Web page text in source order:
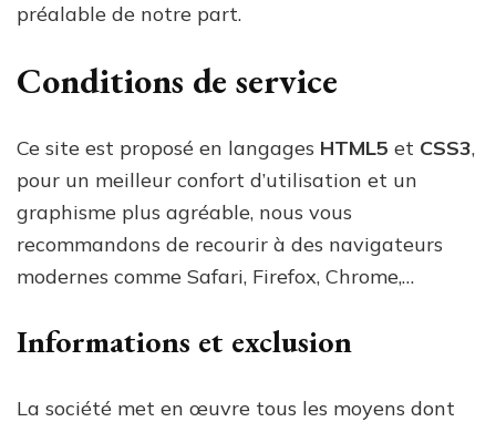
préalable de notre part.
Conditions de service
Ce site est proposé en langages HTML5 et CSS3,
pour un meilleur confort d’utilisation et un
graphisme plus agréable, nous vous
recommandons de recourir à des navigateurs
modernes comme Safari, Firefox, Chrome,…
Informations et exclusion
La société met en œuvre tous les moyens dont